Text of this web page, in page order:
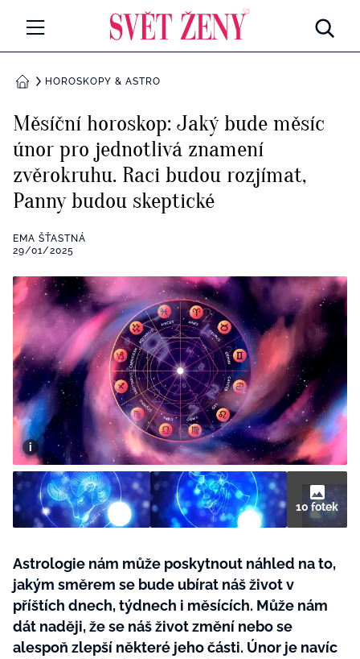
Všechny kategorie
Rozhovory
RETROHUBKY
PSYCHOLOGIE
Seberozvoj
ZDRAVÍ
Životní styl
ZÁBAVA
Všechny kategorie
Testy a kvízy
BYDLENÍ
Všechny kategorie
Tvoření
Rady a tipy
BurdaMedia
Extra
SVĚT ŽENY - 599 KČ
ROČNÍ PŘEDPLATNÉ SVĚT ŽENY +
SADA PRODUKTŮ MANA (10 ks)
DOMŮHOROSKOPY & ASTRO
Měsíční horoskop: Jaký bude měsíc
únor pro jednotlivá znamení
zvěrokruhu. Raci budou rozjímat,
Panny budou skeptické
EMA ŠŤASTNÁ
29/01/2025
10 fotek
Astrologie nám může poskytnout náhled na to,
jakým směrem se bude ubírat náš život v
příštích dnech, týdnech i měsících. Může nám
dát naději, že se náš život změní nebo se
alespoň zlepší některé jeho části. Únor je navíc